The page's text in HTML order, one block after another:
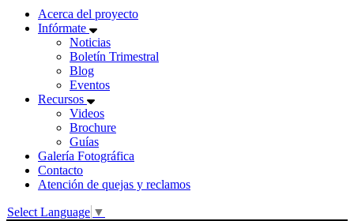
Acerca del proyecto
Infórmate
Noticias
Boletín Trimestral
Blog
Eventos
Recursos
Videos
Brochure
Guías
Galería Fotográfica
Contacto
Atención de quejas y reclamos
Select Language ▼